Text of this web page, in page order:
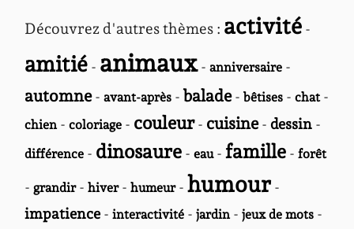
Découvrez d'autres thèmes : activité -
amitié - animaux- anniversaire -
automne- avant-après - balade- bêtises - chat-
chien- coloriage - couleur- cuisine- dessin -
différence - dinosaure - eau- famille - forêt
- grandir- hiver- humeur- humour-
impatience- interactivité - jardin- jeux de mots -